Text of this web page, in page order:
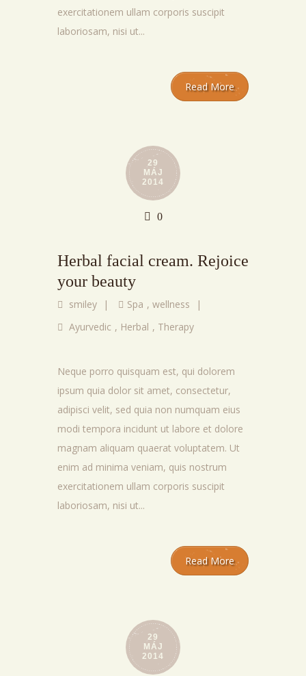
exercitationem ullam corporis suscipit
laboriosam, nisi ut...
Read More
29
MÁJ
2014
0
Herbal facial cream. Rejoice
your beauty
smiley | Spa , wellness
|
Ayurvedic , Herbal , Therapy
Neque porro quisquam est, qui dolorem
ipsum quia dolor sit amet, consectetur,
adipisci velit, sed quia non numquam eius
modi tempora incidunt ut labore et dolore
magnam aliquam quaerat voluptatem. Ut
enim ad minima veniam, quis nostrum
exercitationem ullam corporis suscipit
laboriosam, nisi ut...
Read More
29
MÁJ
2014